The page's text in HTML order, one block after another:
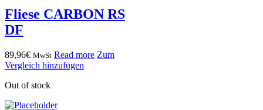
Fliese CARBON RS
DF
89,96€ MwSt Read more Zum
Vergleich hinzufügen
Out of stock